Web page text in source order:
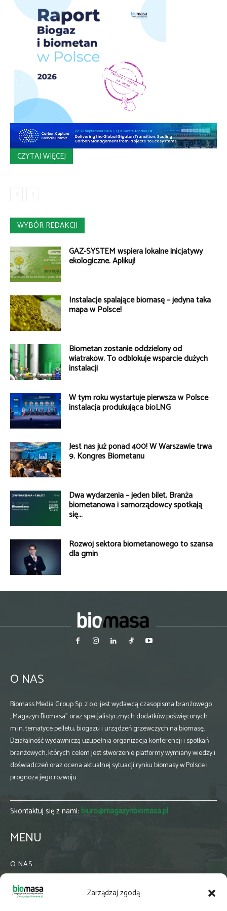
Zarządzaj zgodą
CZYTAJ WIĘCEJ
WYBÓR REDAKCJI
GAZ-SYSTEM wspiera lokalne inicjatywy
ekologiczne. Aplikuj!
Instalacje spalające biomasę – jedyna taka
mapa w Polsce!
Biometan zostanie oddzielony od
wiatraków. To odblokuje wsparcie dużych
instalacji
W tym roku wystartuje pierwsza w Polsce
instalacja produkująca bioLNG
Jest nas już ponad 400! W Warszawie trwa
9. Kongres Biometanu
Dwa wydarzenia – jeden bilet. Branża
biometanowa i samorządowcy spotkają
się...
Rozwój sektora biometanowego to szansa
dla gmin
O NAS
Biomass Media Group Sp. z o.o. jest wydawcą czasopisma branżowego
„Magazyn Biomasa” oraz specjalistycznych dodatków poświęconych
m.in. tematyce pelletu, biogazu i urządzeń grzewczych na biomasę.
Działalność wydawniczą uzupełnia organizacja konferencji i spotkań
branżowych, których celem jest stworzenie platformy wymiany wiedzy i
doświadczeń oraz ocena aktualnej sytuacji rynku biomasy w Polsce i
prognoza jego rozwoju.
Skontaktuj się z nami: biuro@magazynbiomasa.pl
MENU
O NAS
WSPÓŁPRACA